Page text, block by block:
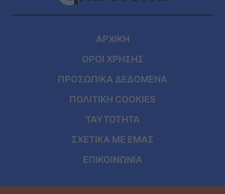
ΑΡΧΙΚΗ
ΟΡΟΙ ΧΡΗΣΗΣ
ΠΡΟΣΩΠΙΚΑ ΔΕΔΟΜΕΝΑ
ΠΟΛΙΤΙΚΗ COOKIES
ΤΑΥΤΟΤΗΤΑ
ΣΧΕΤΙΚΑ ΜΕ ΕΜΑΣ
ΕΠΙΚΟΙΝΩΝΙΑ